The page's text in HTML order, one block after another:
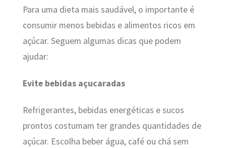
Para uma dieta mais saudável, o importante é
consumir menos bebidas e alimentos ricos em
açúcar. Seguem algumas dicas que podem
ajudar:
Evite bebidas açucaradas
Refrigerantes, bebidas energéticas e sucos
prontos costumam ter grandes quantidades de
açúcar. Escolha beber água, café ou chá sem